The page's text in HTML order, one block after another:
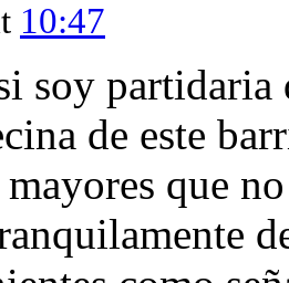
10:47
soy
de este
mayores que